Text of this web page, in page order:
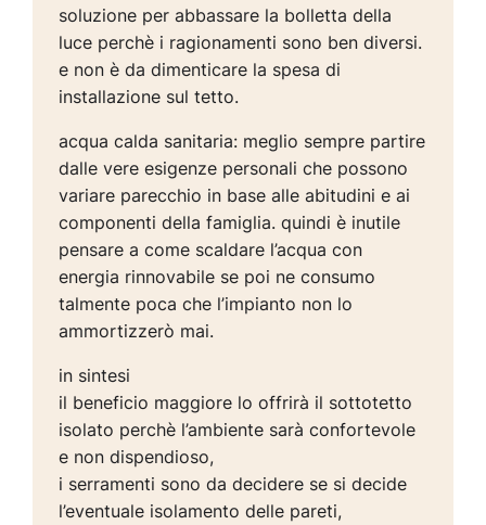
soluzione per abbassare la bolletta della
luce perchè i ragionamenti sono ben diversi.
e non è da dimenticare la spesa di
installazione sul tetto.
acqua calda sanitaria: meglio sempre partire
dalle vere esigenze personali che possono
variare parecchio in base alle abitudini e ai
componenti della famiglia. quindi è inutile
pensare a come scaldare l’acqua con
energia rinnovabile se poi ne consumo
talmente poca che l’impianto non lo
ammortizzerò mai.
in sintesi
il beneficio maggiore lo offrirà il sottotetto
isolato perchè l’ambiente sarà confortevole
e non dispendioso,
i serramenti sono da decidere se si decide
l’eventuale isolamento delle pareti,